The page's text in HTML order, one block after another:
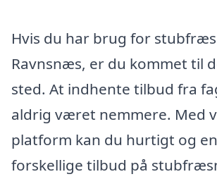
Hvis du har brug for
Ravnsnæs, er du kommet til
sted. At indhente tilbud fra
aldrig været nemmere. Med
platform kan du hurtigt og
forskellige tilbud på